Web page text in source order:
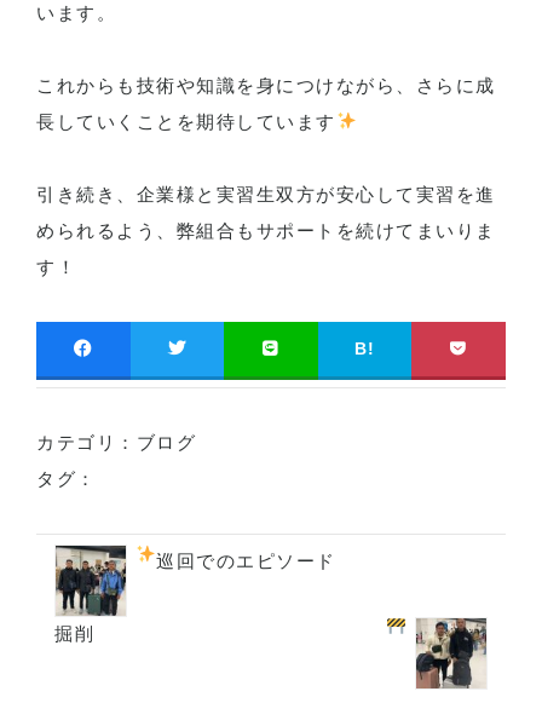
います。
これからも技術や知識を身につけながら、さらに成
長していくことを期待しています
引き続き、企業様と実習生双方が安心して実習を進
められるよう、弊組合もサポートを続けてまいりま
す！
B!
カテゴリ： ブログ
タグ：
巡回でのエピソード
掘削